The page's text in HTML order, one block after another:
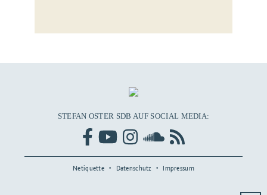
STEFAN OSTER SDB AUF SOCIAL MEDIA:
Netiquette Datenschutz Impressum